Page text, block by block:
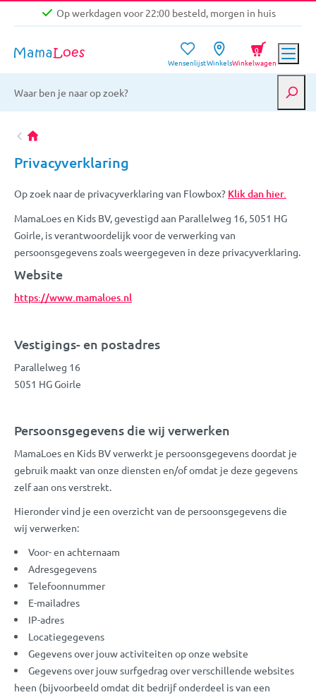
Op werkdagen voor 22:00 besteld, morgen in huis
Gratis verzending vanaf €39,-
Op werkdagen voor 22:00 besteld, morgen in huis
WensenlijstWinkelsWinkelwagen
0
Privacyverklaring
Op zoek naar de privacyverklaring van Flowbox? Klik dan hier.
MamaLoes en Kids BV, gevestigd aan Parallelweg 16, 5051 HG
Goirle, is verantwoordelijk voor de verwerking van
persoonsgegevens zoals weergegeven in deze privacyverklaring.
Website
https://www.mamaloes.nl
Vestigings- en postadres
Parallelweg 16
5051 HG Goirle
Persoonsgegevens die wij verwerken
MamaLoes en Kids BV verwerkt je persoonsgegevens doordat je
gebruik maakt van onze diensten en/of omdat je deze gegevens
zelf aan ons verstrekt.
Hieronder vind je een overzicht van de persoonsgegevens die
wij verwerken:
Voor- en achternaam
Adresgegevens
Telefoonnummer
E-mailadres
IP-adres
Locatiegegevens
Gegevens over jouw activiteiten op onze website
Gegevens over jouw surfgedrag over verschillende websites
heen (bijvoorbeeld omdat dit bedrijf onderdeel is van een